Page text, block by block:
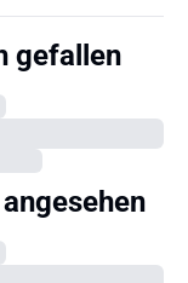
gefallen